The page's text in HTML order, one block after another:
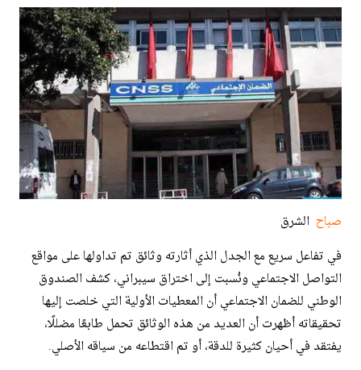
صباحالشرق
في تفاعل سريع مع الجدل الذي أثارته وثائق تم تداولها على مواقع
التواصل الاجتماعي ونُسبت إلى اختراق سيبراني، كشف الصندوق
الوطني للضمان الاجتماعي أن المعطيات الأولية التي خلصت إليها
تحقيقاته أظهرت أن العديد من هذه الوثائق تحمل طابعًا مضللًا،
يفتقد في أحيان كثيرة للدقة، أو تم اقتطاعه من سياقه الأصلي.